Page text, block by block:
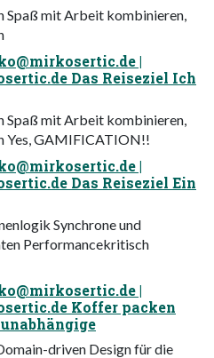
Spaß mit Arbeit kombinieren,
|
Das Reiseziel Ich
Spaß mit Arbeit kombinieren,
Yes, GAMIFICATION!!
|
Das Reiseziel Ein
Synchrone und
Performancekritisch
|
Koffer packen
driven Design für die